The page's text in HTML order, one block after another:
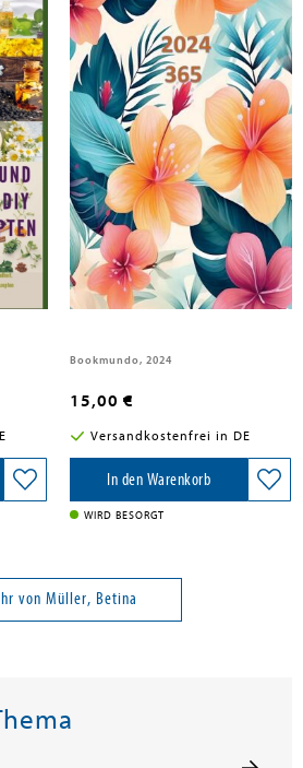
Müller, Betina
2024 Planer 365 Tage lang
Bookmundo, 2024
15,00 €
Versandkostenfrei in DE
In den Warenkorb
WIRD BESORGT
von Müller, Betina